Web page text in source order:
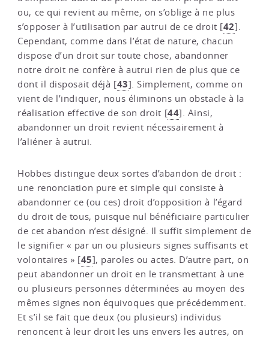
ou, ce qui revient au même, on s’oblige à ne plus
s’opposer à l’utilisation par autrui de ce droit [42]
Cependant, comme dans l’état de nature, chacun
dispose d’un droit sur toute chose, abandonner
notre droit ne confère à autrui rien de plus que ce
dont il disposait déjà [43] . Simplement, comme on
vient de l’indiquer, nous éliminons un obstacle à la
réalisation effective de son droit [44] . Ainsi,
abandonner un droit revient nécessairement à
l’aliéner à autrui.
Hobbes distingue deux sortes d’abandon de droit :
une renonciation pure et simple qui consiste à
abandonner ce (ou ces) droit d’opposition à l’égard
du droit de tous, puisque nul bénéficiaire particulier
de cet abandon n’est désigné. Il suffit simplement de
le signifier « par un ou plusieurs signes suffisants et
volontaires » [45], paroles ou actes. D’autre part, on
peut abandonner un droit en le transmettant à une
ou plusieurs personnes déterminées au moyen des
mêmes signes non équivoques que précédemment.
Et s’il se fait que deux (ou plusieurs) individus
renoncent à leur droit les uns envers les autres, on